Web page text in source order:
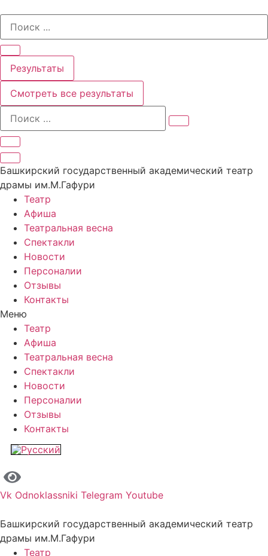
содержимому
Search
Результаты
Смотреть все результаты
Башкирский государственный академический театр
драмы им.М.Гафури
Театр
Афиша
Театральная весна
Спектакли
Новости
Персоналии
Отзывы
Контакты
Меню
Театр
Афиша
Театральная весна
Спектакли
Новости
Персоналии
Отзывы
Контакты
Vk Odnoklassniki Telegram Youtube
Башкирский государственный академический театр
драмы им.М.Гафури
Театр